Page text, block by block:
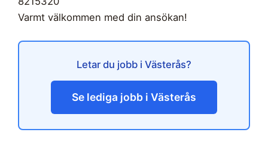
Varmt välkommen med din ansökan!
Letar du jobb i Västerås?
Se lediga jobb i Västerås